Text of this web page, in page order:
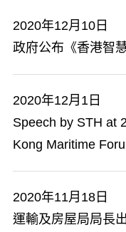
2020年12月10日
政府公布《香港智
2020年12月1日
Speech by STH at
Kong Maritime
2020年11月18日
運輸及房屋局局長